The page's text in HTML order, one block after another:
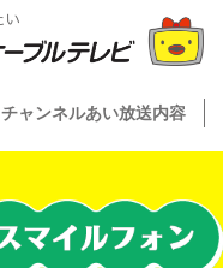
チャンネルあい放送内容